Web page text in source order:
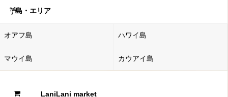
島・エリア
オアフ島 ハワイ島
マウイ島 カウアイ島
LaniLani market